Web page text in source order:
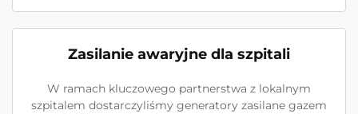
Zasilanie awaryjne dla szpitali
W ramach kluczowego partnerstwa z lokalnym
szpitalem dostarczyliśmy generatory zasilane gazem